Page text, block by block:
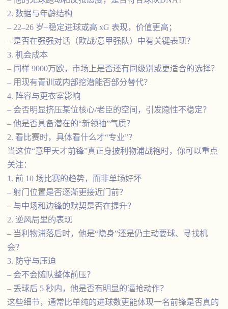
2. 数据与年龄结构
– 22–26 岁+稳定进球或高 xG 表现，价值更高；
– 是否在强强对话（欧战/意甲强队）中有关键表现？
3. 机会成本
– 同样 9000万欧，市场上是否还有同级别或更适合的选择？
– 用现有青训或内部挖潜能否部分替代？
4. 阵容与更衣室影响
– 会否明显挤压某位核心/老臣的空间，引发隐性不稳定？
– 他是否具备潜在的“新领袖”气质？
2. 看比赛时，具体看什么才“专业”？
当这位“意甲天才前锋”真正身披利物浦战袍时，你可以重点
关注：
1. 前 10 场比赛的趋势，而非单场好坏
– 射门位置是否逐渐更接近门前？
– 与中场和边锋的默契是否在提升？
2. 逆风局里的表现
– 当利物浦落后时，他是“隐身”还是仍主动要球、寻找机
会？
3. 防守与压迫
– 会不会随队整体前压？
– 丢球后 5 秒内，他是否有明显的逼抢动作？
这些细节，通常比单纯的进球数更能体现一名前锋是否真的